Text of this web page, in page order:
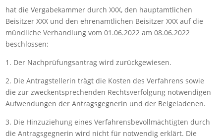
hat die Vergabekammer durch XXX, den hauptamtlichen
Beisitzer XXX und den ehrenamtlichen Beisitzer XXX auf die
mündliche Verhandlung vom 01.06.2022 am 08.06.2022
beschlossen:
1. Der Nachprüfungsantrag wird zurückgewiesen.
2. Die Antragstellerin trägt die Kosten des Verfahrens sowie
die zur zweckentsprechenden Rechtsverfolgung notwendigen
Aufwendungen der Antragsgegnerin und der Beigeladenen.
3. Die Hinzuziehung eines Verfahrensbevollmächtigten durch
die Antragsgegnerin wird nicht für notwendig erklärt. Die